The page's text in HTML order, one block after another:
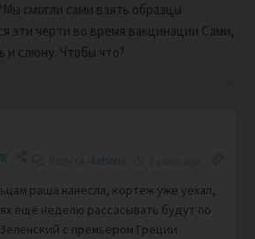
смогли сами взять образцы
эти черти во время вакцинации Сами,
и слюну. Чтобы что?
olafsens
раша нанесла, кортеж уже уехал,
ещё неделю рассасывать будут по
с премьером Греции